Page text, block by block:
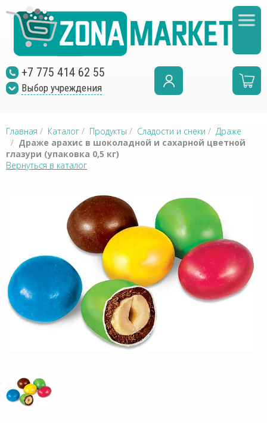
+7 775 414 62 55
Выбор учреждения
Главная / Каталог / Продукты / Сладости и снеки / Драже
/ Драже арахис в шоколадной и сахарной цветной
глазури (упаковка 0,5 кг)
Вернуться в каталог